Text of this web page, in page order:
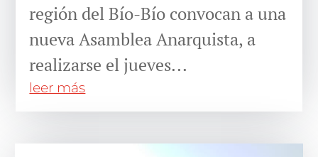
región del Bío-Bío convocan a una
nueva Asamblea Anarquista, a
realizarse el jueves...
leer más